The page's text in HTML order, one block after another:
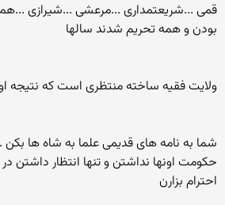
قمی ...شریعتمداری ...مرعشی ...شیرازی
بودن و همه تحریم شدند سالها
ولایت فقیه ساخته منتظری است که نتیجه
شما به نامه های قدیمی علما به شاه ها
حکومت اونها نداشتن و تنها انتظار داشتن
احترام بزارن